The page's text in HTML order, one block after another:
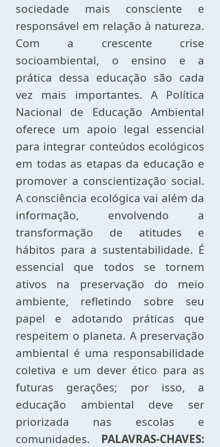
sociedade mais consciente e
responsável em relação à natureza.
Com a crescente crise
socioambiental, o ensino e a
prática dessa educação são cada
vez mais importantes. A Política
Nacional de Educação Ambiental
oferece um apoio legal essencial
para integrar conteúdos ecológicos
em todas as etapas da educação e
promover a conscientização social.
A consciência ecológica vai além da
informação, envolvendo a
transformação de atitudes e
hábitos para a sustentabilidade. É
essencial que todos se tornem
ativos na preservação do meio
ambiente, refletindo sobre seu
papel e adotando práticas que
respeitem o planeta. A preservação
ambiental é uma responsabilidade
coletiva e um dever ético para as
futuras gerações; por isso, a
educação ambiental deve ser
priorizada nas escolas e
comunidades. PALAVRAS-CHAVES: